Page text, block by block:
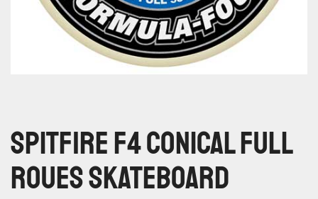
Spitfire F4 Conical Full
Roues Skateboard